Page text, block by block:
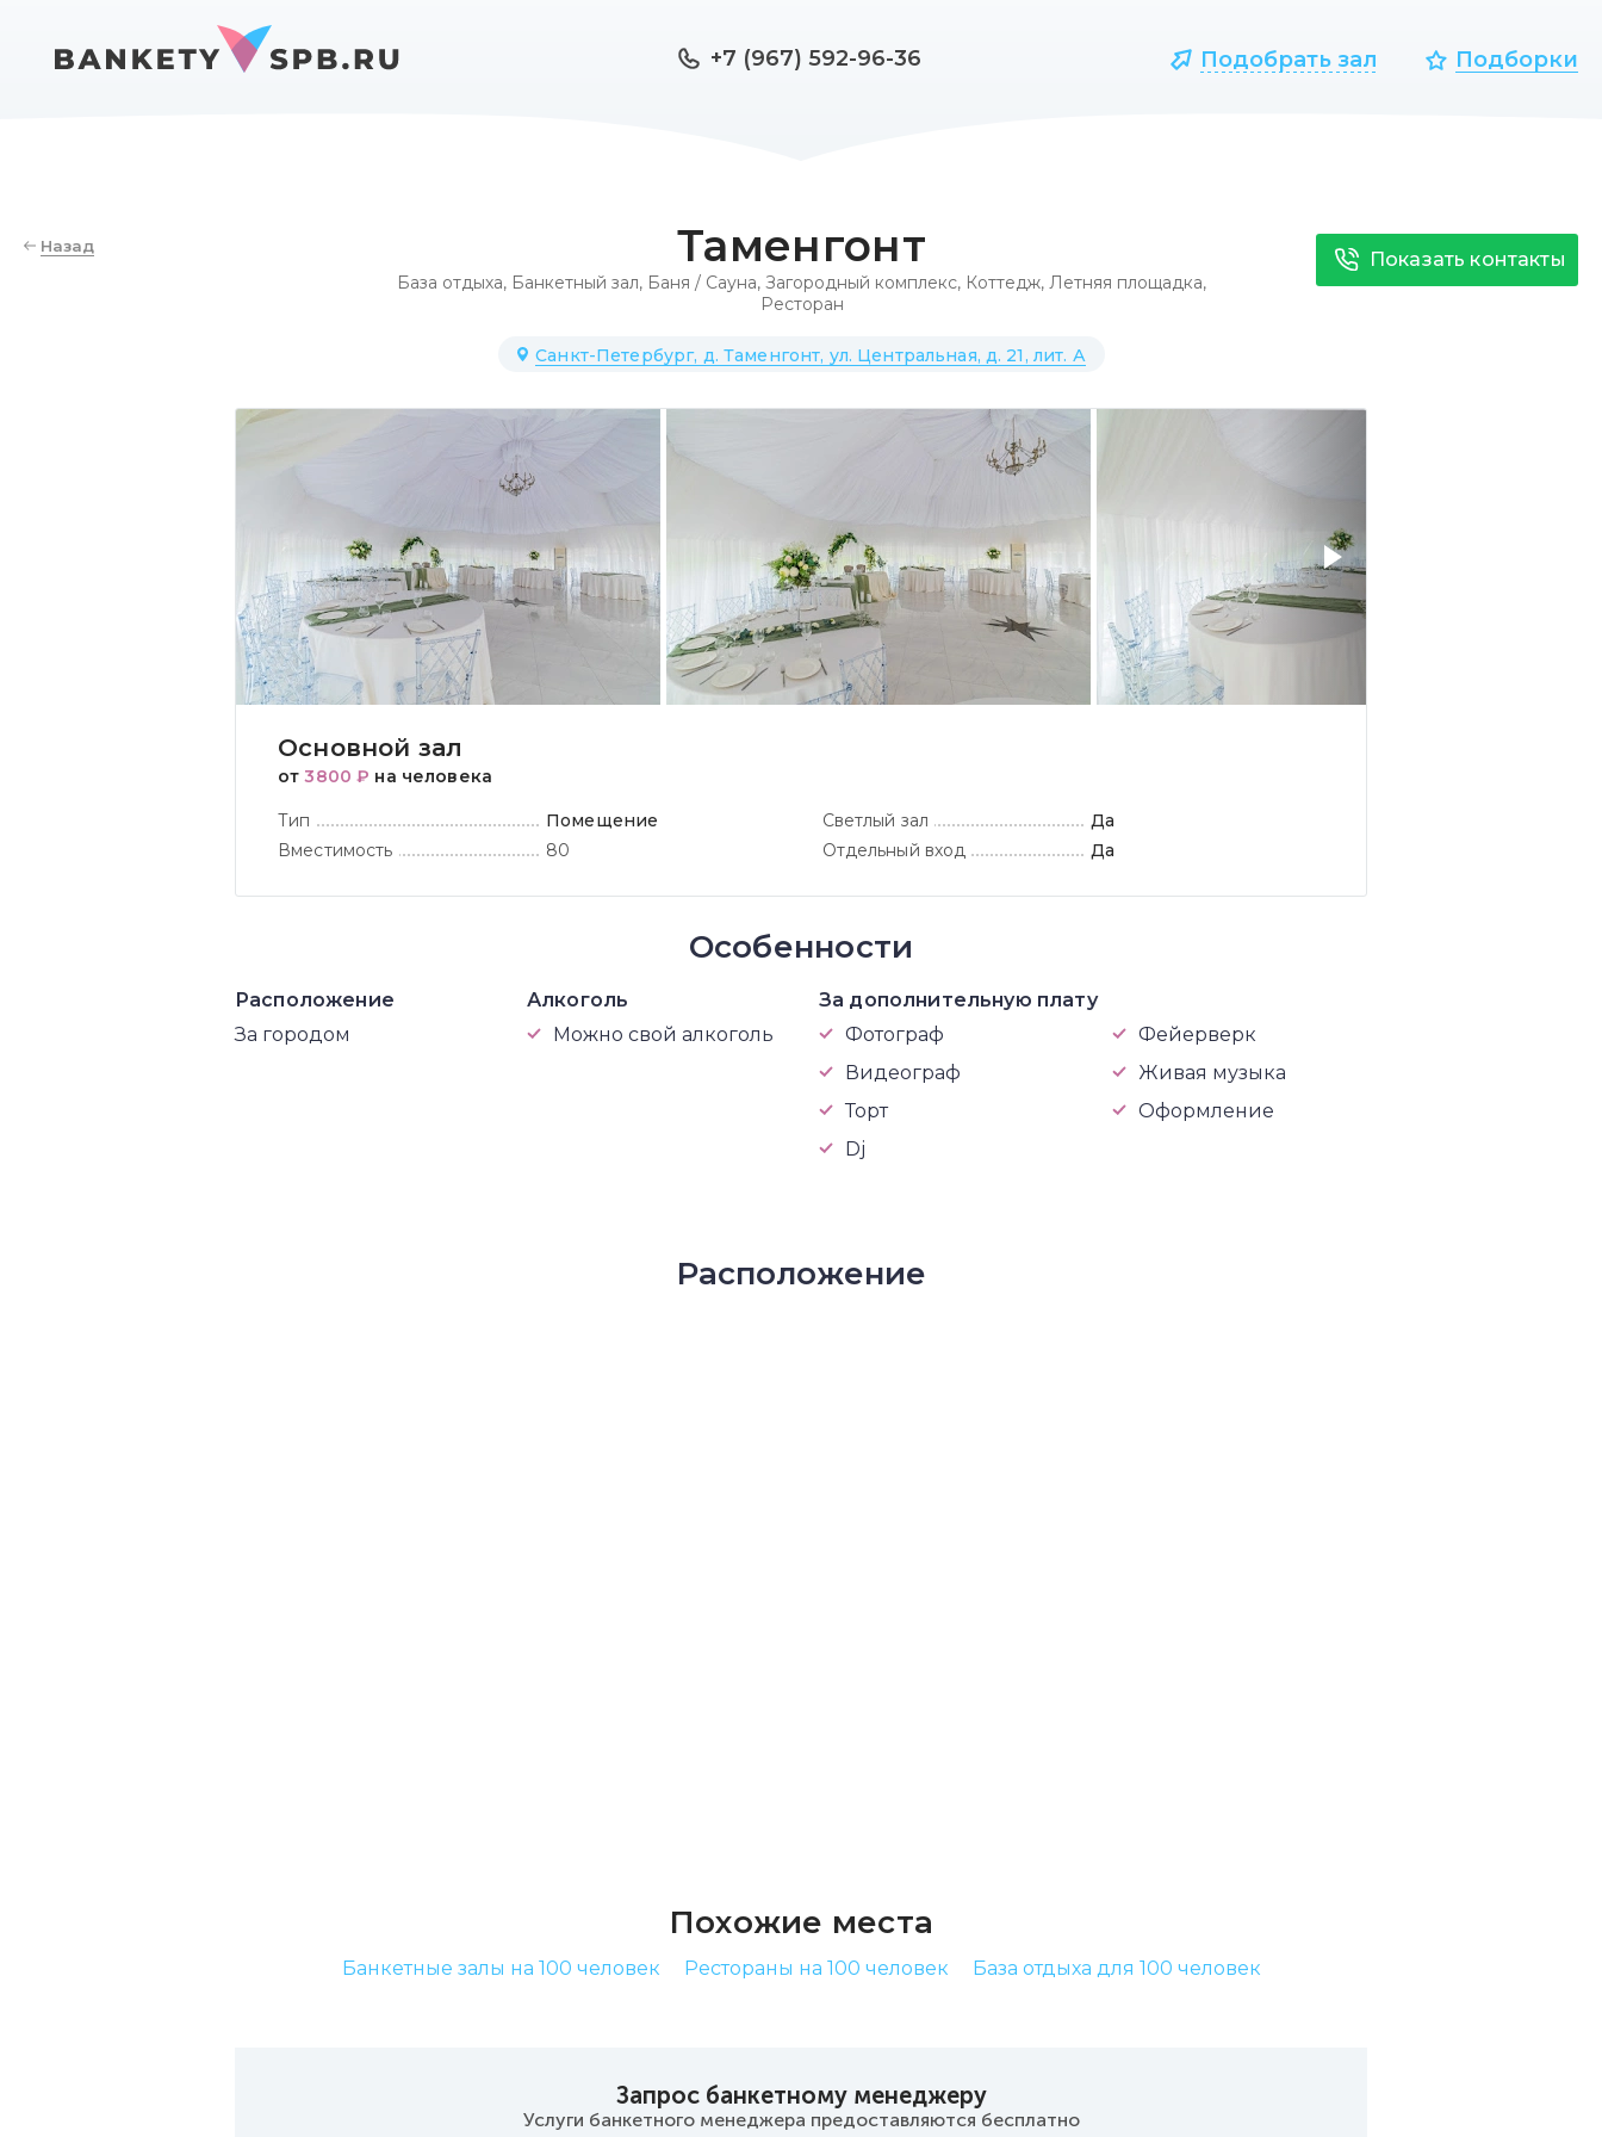
+7 (967) 592-96-36 Подобрать зал Подборки
Назад Таменгонт
База отдыха, Банкетный зал, Баня / Сауна, Загородный комплекс, Коттедж, Летняя площадка,
Ресторан
Санкт-Петербург, д. Таменгонт, ул. Центральная, д. 21, лит. А
Показать контакты
Основной зал
от3800 ₽ на человека
Тип
Помещение
Вместимость
80
Светлый зал
Да
Отдельный вход
Да
Особенности
Расположение
За городом
Алкоголь
Можно свой алкоголь
За дополнительную плату
Фотограф
Видеограф
Торт
Dj
Фейерверк
Живая музыка
Оформление
Расположение
Похожие места
Банкетные залы на 100 человек Рестораны на 100 человек База отдыха для 100 человек
Запрос банкетному менеджеру
Услуги банкетного менеджера предоставляются бесплатно